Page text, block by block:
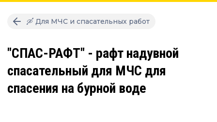
🛶 Для МЧС и спасательных работ
"СПАС-РАФТ" - рафт надувной
спасательный для МЧС для
спасения на бурной воде